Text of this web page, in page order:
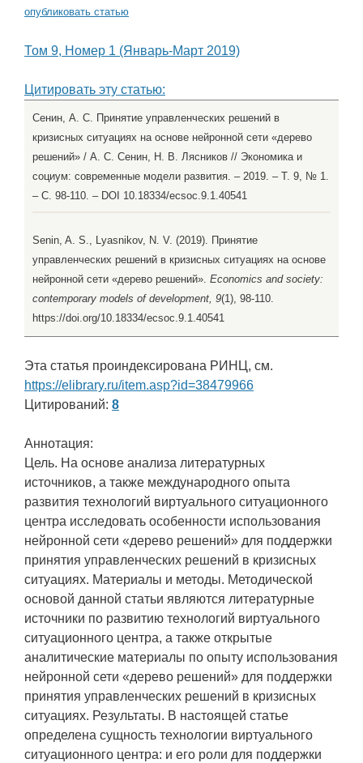
опубликовать статью
Том 9, Номер 1 (Январь-Март 2019)
Цитировать эту статью:
Сенин, А. С. Принятие управленческих решений в
кризисных ситуациях на основе нейронной сети «дерево
решений» / А. С. Сенин, Н. В. Лясников // Экономика и
социум: современные модели развития. – 2019. – Т. 9, № 1.
– С. 98-110. – DOI 10.18334/ecsoc.9.1.40541
Senin, A. S., Lyasnikov, N. V. (2019). Принятие
управленческих решений в кризисных ситуациях на основе
нейронной сети «дерево решений». Economics and society:
contemporary models of development, 9(1), 98-110.
https://doi.org/10.18334/ecsoc.9.1.40541
Эта статья проиндексирована РИНЦ, см.
https://elibrary.ru/item.asp?id=38479966
Цитирований: 8
Аннотация:
Цель. На основе анализа литературных
источников, а также международного опыта
развития технологий виртуального ситуационного
центра исследовать особенности использования
нейронной сети «дерево решений» для поддержки
принятия управленческих решений в кризисных
ситуациях. Материалы и методы. Методической
основой данной статьи являются литературные
источники по развитию технологий виртуального
ситуационного центра, а также открытые
аналитические материалы по опыту использования
нейронной сети «дерево решений» для поддержки
принятия управленческих решений в кризисных
ситуациях. Результаты. В настоящей статье
определена сущность технологии виртуального
ситуационного центра: и его роли для поддержки